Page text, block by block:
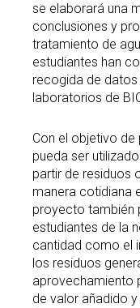
se elaborará una
conclusiones y
tratamiento de
estudiantes han
recogida de datos
laboratorios de
Con el objetivo
pueda ser
partir de residuos
manera cotidiana
proyecto también
estudiantes de la
cantidad como el
los residuos
aprovechamiento
de valor añadido